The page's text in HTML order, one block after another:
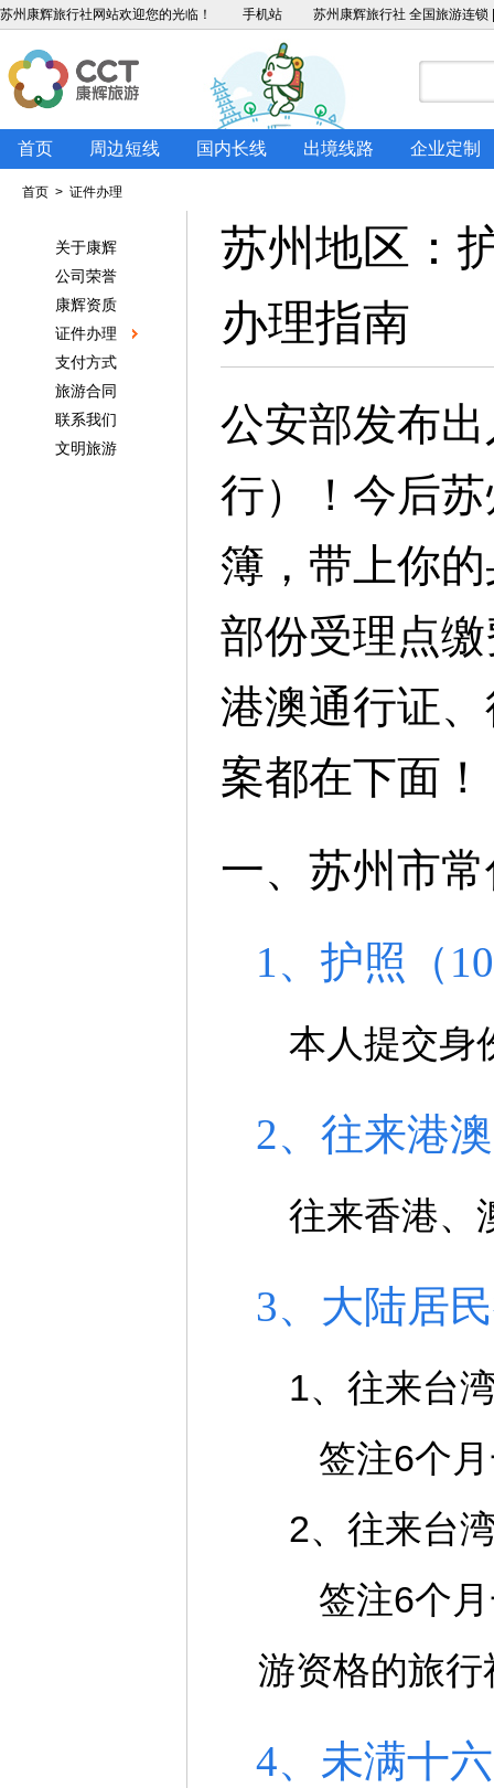
苏州康辉旅行社 网站欢迎您的光临！ 手机站 苏州康辉旅行社 全国旅游连
首页 周边短线 国内长线 出境线路 企业定制
首页 > 证件办理
关于康辉
公司荣誉
康辉资质
证件办理
支付方式
旅游合同
联系我们
文明旅游
苏州地区：
办理指南
公安部发布
行）！今后
簿，带上你
部份受理点
港澳通行证
案都在下面！
一、苏州市
1、护照（
本人提交身
2、往来港
往来香港、
3、大陆居
1、往来台
签注6个月
2、往来台
签注6个月
游资格的旅行
4、未满十